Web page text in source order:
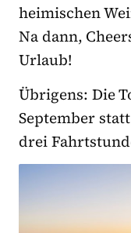
heimischen
Na dann,
Urlaub!
Übrigens: Die
September
drei